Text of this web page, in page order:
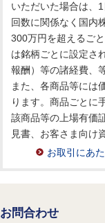
いただいた場合は、
回数に関係なく国内
300万円を超えるご
は銘柄ごとに設定さ
報酬）等の諸経費、等
また、各商品等には
ります。商品ごとに
該商品等の上場有価
見書、お客さま向け
お取引にあ
お問合わせ